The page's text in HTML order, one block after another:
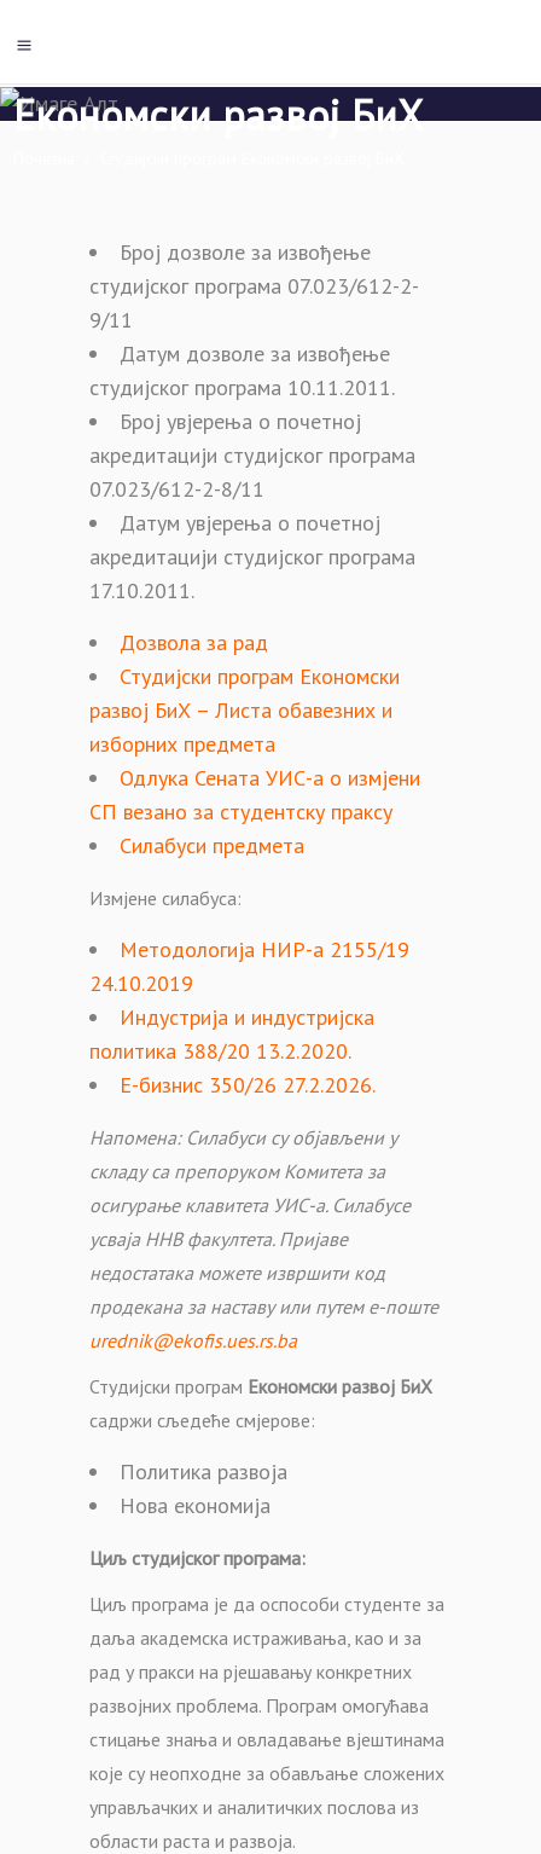
Студијски програм
Економски развој БиХ
Број дозволе за извођење
студијског програма 07.023/612-2-
9/11
Датум дозволе за извођење
студијског програма 10.11.2011.
Број увјерења о почетној
акредитацији студијског програма
07.023/612-2-8/11
Датум увјерења о почетној
акредитацији студијског програма
17.10.2011.
Дозвола за рад
Студијски програм Економски
развој БиХ – Листа обавезних и
изборних предмета
Одлука Сената УИС-а о измјени
СП везано за студентску праксу
Силабуси предмета
Измјене силабуса:
Методологија НИР-а 2155/19
24.10.2019
Индустрија и индустријска
политика 388/20 13.2.2020.
Е-бизнис 350/26 27.2.2026.
Напомена: Силабуси су објављени у
складу са препоруком Комитета за
осигурање клавитета УИС-а. Силабусе
усваја ННВ факултета. Пријаве
недостатака можете извршити код
продекана за наставу или путем е-поште
urednik@ekofis.ues.rs.ba
Студијски програм Економски развој БиХ
садржи сљедеће смјерове:
Политика развоја
Нова економија
Циљ студијског програма:
Циљ програма је да оспособи студенте за
даља академска истраживања, као и за
рад у пракси на рјешавању конкретних
развојних проблема. Програм омогућава
стицање знања и овладавање вјештинама
које су неопходне за обављање сложених
управљачких и аналитичких послова из
области раста и развоја.